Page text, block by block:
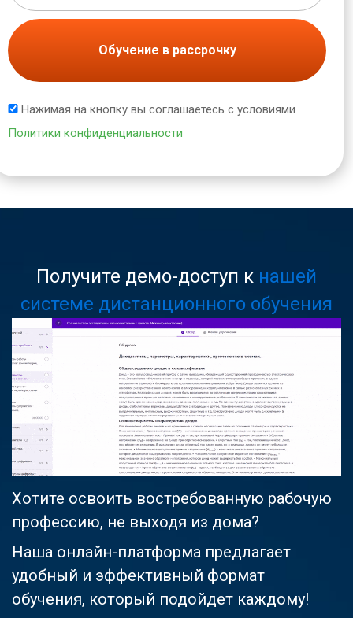
Обучение в рассрочку
Нажимая на кнопку вы соглашаетесь с условиями
Политики конфиденциальности
Получите демо-доступ к нашей
системе дистанционного обучения
Хотите освоить востребованную рабочую
профессию, не выходя из дома?
Наша онлайн-платформа предлагает
удобный и эффективный формат
обучения, который подойдет каждому!